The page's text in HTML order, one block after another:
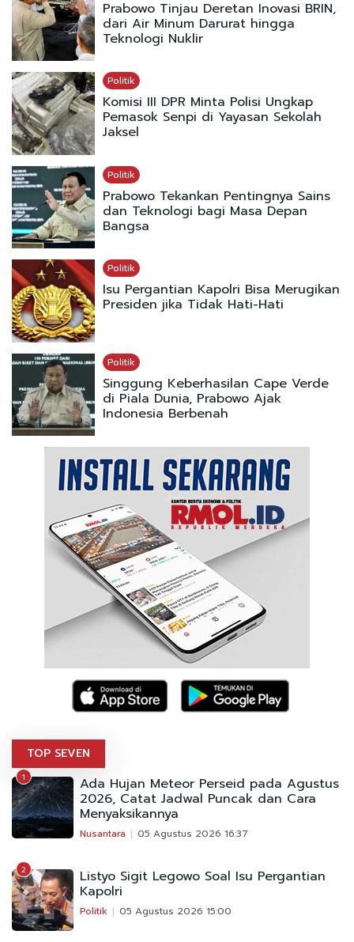
Prabowo Tinjau Deretan Inovasi BRIN,
dari Air Minum Darurat hingga
Teknologi Nuklir
Politik
Komisi III DPR Minta Polisi Ungkap
Pemasok Senpi di Yayasan Sekolah
Jaksel
Politik
Prabowo Tekankan Pentingnya Sains
dan Teknologi bagi Masa Depan
Bangsa
Politik
Isu Pergantian Kapolri Bisa Merugikan
Presiden jika Tidak Hati-Hati
Politik
Singgung Keberhasilan Cape Verde
di Piala Dunia, Prabowo Ajak
Indonesia Berbenah
TOP SEVEN
1 Ada Hujan Meteor Perseid pada Agustus
2026, Catat Jadwal Puncak dan Cara
Menyaksikannya
Nusantara 05 Agustus 2026 16:37
2 Listyo Sigit Legowo Soal Isu Pergantian
Kapolri
Politik 05 Agustus 2026 15:00